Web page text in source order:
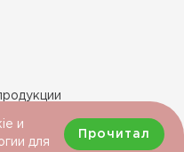
и
для
Прочитал